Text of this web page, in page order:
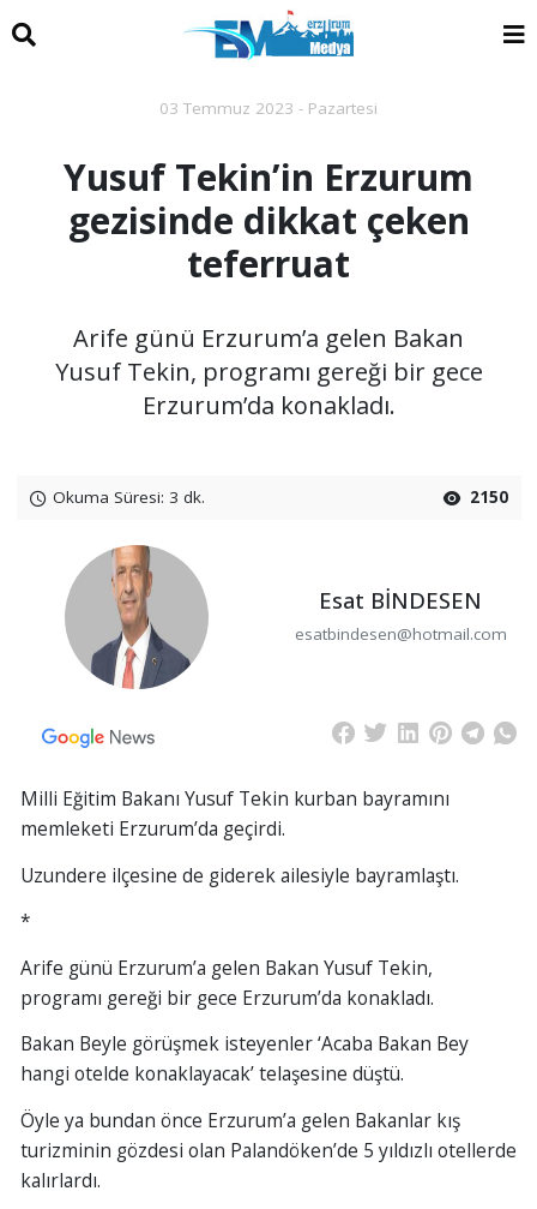
03 Temmuz 2023 - Pazartesi
Yusuf Tekin’in Erzurum
gezisinde dikkat çeken
teferruat
Arife günü Erzurum’a gelen Bakan
Yusuf Tekin, programı gereği bir gece
Erzurum’da konakladı.
Okuma Süresi: 3 dk. 2150
Esat BİNDESEN
esatbindesen@hotmail.com
Milli Eğitim Bakanı Yusuf Tekin kurban bayramını
memleketi Erzurum’da geçirdi.
Uzundere ilçesine de giderek ailesiyle bayramlaştı.
*
Arife günü Erzurum’a gelen Bakan Yusuf Tekin,
programı gereği bir gece Erzurum’da konakladı.
Bakan Beyle görüşmek isteyenler ‘Acaba Bakan Bey
hangi otelde konaklayacak’ telaşesine düştü.
Öyle ya bundan önce Erzurum’a gelen Bakanlar kış
turizminin gözdesi olan Palandöken’de 5 yıldızlı otellerde
kalırlardı.